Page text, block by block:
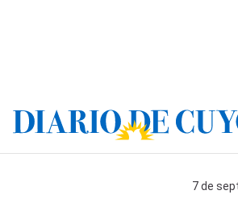
7 de